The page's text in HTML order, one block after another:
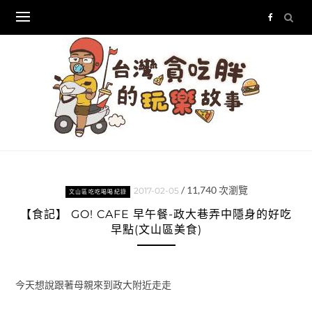
content
文山區吃吃喝喝紀錄 2017-02-05 / 11,740次瀏覽
【食記】 GO! CAFE 早午餐-政大巷弄中隱身的好吃
早點(文山區美食)
今天想說跟著母親來到政大附近走走